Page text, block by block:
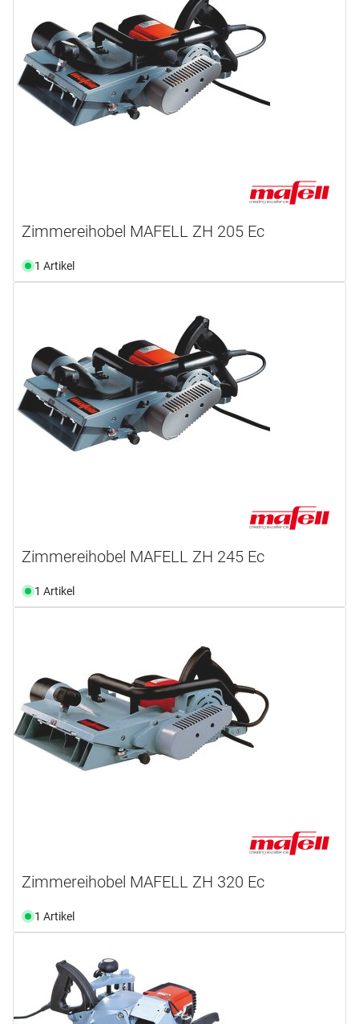
Zimmereihobel MAFELL ZH 205 Ec
1 Artikel
Zimmereihobel MAFELL ZH 245 Ec
1 Artikel
Zimmereihobel MAFELL ZH 320 Ec
1 Artikel